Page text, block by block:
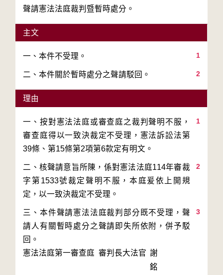
聲請憲法法庭裁判暨暫時處分。
主文
1
2
二、本件關於暫時處分之聲請駁回。
理由
1
一、按對憲法法庭或審查庭之裁判聲明不服，
審查庭得以一致決裁定不受理，憲法訴訟法第
2
二、核聲請意旨所陳，係對憲法法庭114年審裁
字第1533號裁定聲明不服，本庭爰依上開規
3
三、本件聲請憲法法庭裁判部分既不受理，聲
請人有關暫時處分之聲請即失所依附，併予駁
回。
憲法法庭第一審查庭 審判長大法官 謝
銘